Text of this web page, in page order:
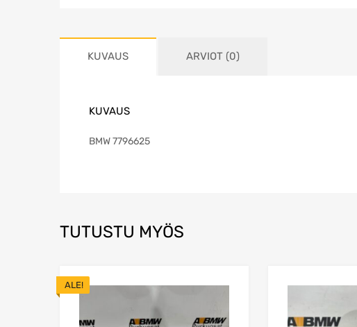
KUVAUS ARVIOT (0)
KUVAUS
BMW 7796625
TUTUSTU MYÖS
ALE!